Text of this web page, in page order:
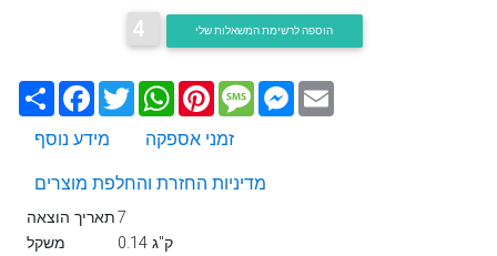
4 הוספה לרשימת המשאלות שלי
שתף Facebook
TwitterWhatsApp
PinterestMessageMessenger
מידע נוסף
זמני אספקה
מדיניות החזרת והחלפת מוצרים
תאריך הוצאה7
משקל
0.14 ק"ג